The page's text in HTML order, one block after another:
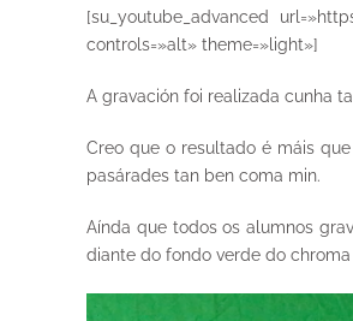
[su_youtube_advanced
controls=»alt» theme=»light»]
A gravación foi realizada cunha
Creo que o resultado é máis
pasárades tan ben coma min.
Aínda que todos os alumnos
diante do fondo verde do